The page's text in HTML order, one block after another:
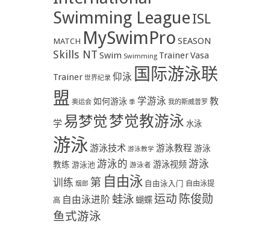
Swimming LeagueISL
MATCH MySwimPro SEASON
Skills NT Swim Swimming TrainerVasa
Trainer 世界纪录 仰泳 国际游泳联
盟 奥运会 如何游泳 季 学游泳 我的斯威普罗 教
学 易梦觉梦觉教游泳 水泳
游泳游泳技术 游泳教学 游泳教程 游泳
教练 游泳池 游泳的 游泳者 游泳视频 游泳
训练 烟郎 第 自由泳 自由泳入门 自由泳提
高 自由泳进阶 蛙泳蝴蝶运动 陈俊勋
鱼式游泳